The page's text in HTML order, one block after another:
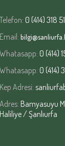
Telefon: 0 (414) 318
Email:
Whatasapp: 0 (414)
Whatasapp: 0 (414)
Kep Adresi:
Adres: Bamyasuyu
Haliliye / Şanlıurfa